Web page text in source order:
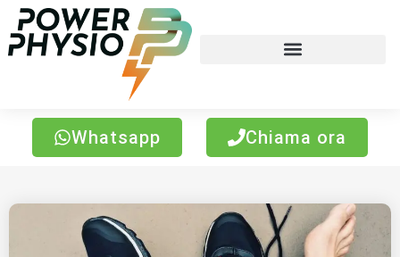
Chiama ora
Whatsapp